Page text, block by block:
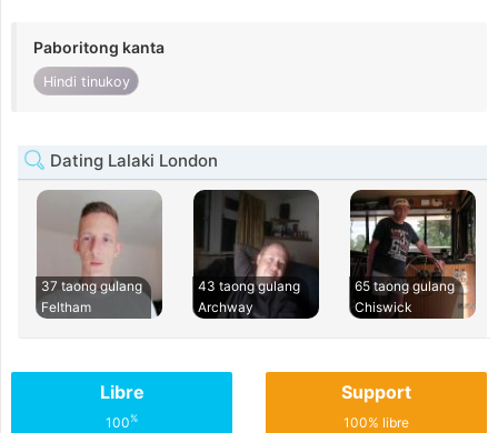
Paboritong kanta
Hindi tinukoy
Dating Lalaki London
37 taong gulang
Feltham
43 taong gulang
Archway
65 taong gulang
Chiswick
Libre
100%
Support
100% libre